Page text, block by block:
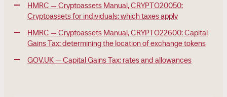
HMRC — Cryptoassets Manual, CRYPTO20050:
Cryptoassets for individuals: which taxes apply
HMRC — Cryptoassets Manual, CRYPTO22600: Capital
Gains Tax: determining the location of exchange tokens
GOV.UK — Capital Gains Tax: rates and allowances